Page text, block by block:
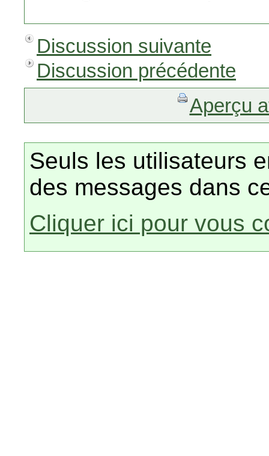
Discussion suivante
Discussion précédente
Aperçu
Seuls les utilisateurs
des messages dans
Cliquer ici pour vous